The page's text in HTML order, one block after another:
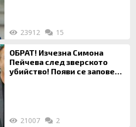
23912 15
ОБРАТ! Изчезна Симона
Пейчева след зверското
убийство! Появи се заповед
21007 2